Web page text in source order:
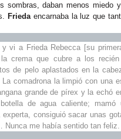
sombras, daban menos miedo
Friedaencarnaba la luz que
vi a Frieda Rebecca [su
crema que cubre a los
de pelo aplastados en la
comadrona la limpió con una
grande de pírex y la echó
de agua caliente; mamó
experta, consiguió sacar unas
Nunca me había sentido tan feliz.